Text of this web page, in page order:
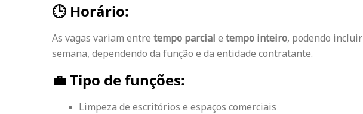
🕒 Horário:
As vagas variam entre tempo parcial e tempo inteiro, podendo incluir
semana, dependendo da função e da entidade contratante.
💼 Tipo de funções:
Limpeza de escritórios e espaços comerciais